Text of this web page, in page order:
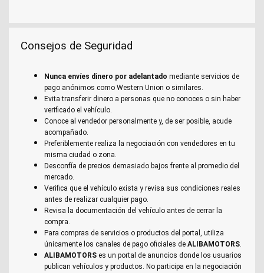
Consejos de Seguridad
Nunca envíes dinero por adelantado mediante servicios de
pago anónimos como Western Union o similares.
Evita transferir dinero a personas que no conoces o sin haber
verificado el vehículo.
Conoce al vendedor personalmente y, de ser posible, acude
acompañado.
Preferiblemente realiza la negociación con vendedores en tu
misma ciudad o zona.
Desconfía de precios demasiado bajos frente al promedio del
mercado.
Verifica que el vehículo exista y revisa sus condiciones reales
antes de realizar cualquier pago.
Revisa la documentación del vehículo antes de cerrar la
compra.
Para compras de servicios o productos del portal, utiliza
únicamente los canales de pago oficiales de ALIBAMOTORS.
ALIBAMOTORS es un portal de anuncios donde los usuarios
publican vehículos y productos. No participa en la negociación